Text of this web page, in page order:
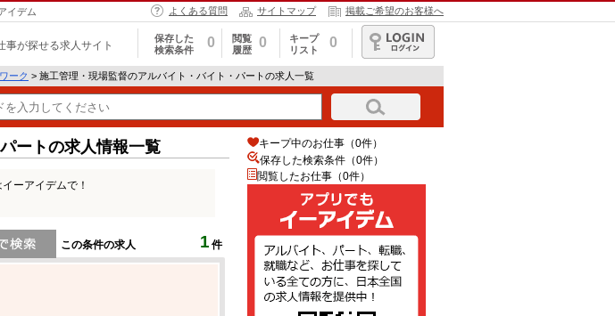
イデム よくある質問 サイトマップ 掲載ご希望のお客様へ
事が探せる求人サイト
保存した
検索条件
0
閲覧
履歴
0
キープ
リスト
0
ログイン
ーク > 施工管理・現場監督のアルバイト・バイト・パートの求人一覧
ートの求人情報一覧
ーアイデムで！
この条件の求人 1 件
キープ中のお仕事（0件）
保存した検索条件（0件）
閲覧したお仕事（0件）